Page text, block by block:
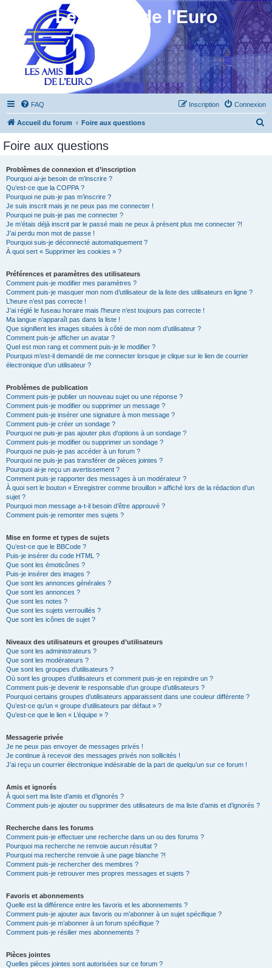
Les Amis de l'Euro
FAQ Connexion
Inscription
Accueil du forum Foire aux questions
Foire aux questions
Problèmes de connexion et d’inscription
Pourquoi ai-je besoin de m’inscrire ?
Qu’est-ce que la COPPA ?
Pourquoi ne puis-je pas m’inscrire ?
Je suis inscrit mais je ne peux pas me connecter !
Pourquoi ne puis-je pas me connecter ?
Je m’étais déjà inscrit par le passé mais ne peux à présent plus me connecter ?!
J’ai perdu mon mot de passe !
Pourquoi suis-je déconnecté automatiquement ?
À quoi sert « Supprimer les cookies » ?
Préférences et paramètres des utilisateurs
Comment puis-je modifier mes paramètres ?
Comment puis-je masquer mon nom d’utilisateur de la liste des utilisateurs en ligne ?
L’heure n’est pas correcte !
J’ai réglé le fuseau horaire mais l’heure n’est toujours pas correcte !
Ma langue n’apparaît pas dans la liste !
Que signifient les images situées à côté de mon nom d’utilisateur ?
Comment puis-je afficher un avatar ?
Quel est mon rang et comment puis-je le modifier ?
Pourquoi m’est-il demandé de me connecter lorsque je clique sur le lien de courrier
électronique d’un utilisateur ?
Problèmes de publication
Comment puis-je publier un nouveau sujet ou une réponse ?
Comment puis-je modifier ou supprimer un message ?
Comment puis-je insérer une signature à mon message ?
Comment puis-je créer un sondage ?
Pourquoi ne puis-je pas ajouter plus d’options à un sondage ?
Comment puis-je modifier ou supprimer un sondage ?
Pourquoi ne puis-je pas accéder à un forum ?
Pourquoi ne puis-je pas transférer de pièces jointes ?
Pourquoi ai-je reçu un avertissement ?
Comment puis-je rapporter des messages à un modérateur ?
À quoi sert le bouton « Enregistrer comme brouillon » affiché lors de la rédaction d’un
sujet ?
Pourquoi mon message a-t-il besoin d’être approuvé ?
Comment puis-je remonter mes sujets ?
Mise en forme et types de sujets
Qu’est-ce que le BBCode ?
Puis-je insérer du code HTML ?
Que sont les émoticônes ?
Puis-je insérer des images ?
Que sont les annonces générales ?
Que sont les annonces ?
Que sont les notes ?
Que sont les sujets verrouillés ?
Que sont les icônes de sujet ?
Niveaux des utilisateurs et groupes d’utilisateurs
Que sont les administrateurs ?
Que sont les modérateurs ?
Que sont les groupes d’utilisateurs ?
Où sont les groupes d’utilisateurs et comment puis-je en rejoindre un ?
Comment puis-je devenir le responsable d’un groupe d’utilisateurs ?
Pourquoi certains groupes d’utilisateurs apparaissent dans une couleur différente ?
Qu’est-ce qu’un « groupe d’utilisateurs par défaut » ?
Qu’est-ce que le lien « L’équipe » ?
Messagerie privée
Je ne peux pas envoyer de messages privés !
Je continue à recevoir des messages privés non sollicités !
J’ai reçu un courrier électronique indésirable de la part de quelqu’un sur ce forum !
Amis et ignorés
À quoi sert ma liste d’amis et d’ignorés ?
Comment puis-je ajouter ou supprimer des utilisateurs de ma liste d’amis et d’ignorés ?
Recherche dans les forums
Comment puis-je effectuer une recherche dans un ou des forums ?
Pourquoi ma recherche ne renvoie aucun résultat ?
Pourquoi ma recherche renvoie à une page blanche ?!
Comment puis-je rechercher des membres ?
Comment puis-je retrouver mes propres messages et sujets ?
Favoris et abonnements
Quelle est la différence entre les favoris et les abonnements ?
Comment puis-je ajouter aux favoris ou m’abonner à un sujet spécifique ?
Comment puis-je m’abonner à un forum spécifique ?
Comment puis-je résilier mes abonnements ?
Pièces jointes
Quelles pièces jointes sont autorisées sur ce forum ?